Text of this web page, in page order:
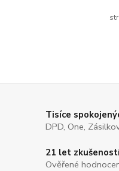
Tisíce
DPD, One,
21 let
Ověřené